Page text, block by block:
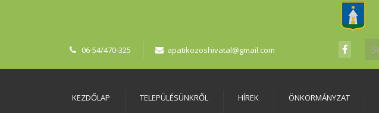
06-54/470-325 apatikozoshivatal@gmail.com
KEZDŐLAP TELEPÜLÉSÜNKRŐL HÍREK ÖNKORMÁNYZAT